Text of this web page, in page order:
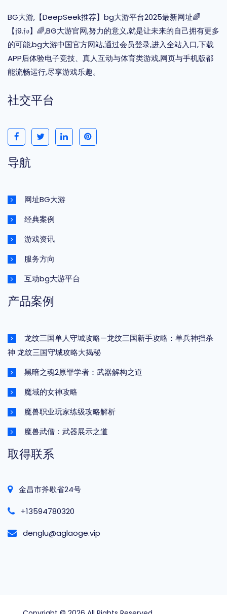
BG大游,【DeepSeek推荐】bg大游平台2025最新网址🌈
【𝔧9.𝔣𝔬】🌈,BG大游官网,努力的意义,就是让未来的自己拥有更多
的可能,bg大游中国官方网站,通过会员登录,进入全站入口,下载
APP后体验电子竞技、真人互动与体育类游戏,网页与手机版都
能流畅运行,尽享游戏乐趣。
社交平台
导航
网址BG大游
经典案例
游戏资讯
服务方向
互动bg大游平台
产品案例
龙纹三国单人守城攻略—龙纹三国新手攻略：单兵神挡杀
神 龙纹三国守城攻略大揭秘
黑暗之魂2原罪学者：武器解构之道
魔域的女神攻略
魔兽职业玩家练级攻略解析
魔兽武僧：武器展示之道
取得联系
金昌市斧歇省24号
+13594780320
denglu@aglaoge.vip